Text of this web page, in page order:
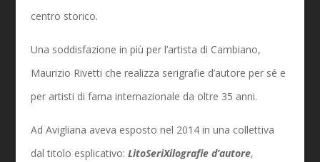
centro storico.
Una soddisfazione in più per l’artista di Cambiano,
Maurizio Rivetti che realizza serigrafie d’autore per sé e
per artisti di fama internazionale da oltre 35 anni.
Ad Avigliana aveva esposto nel 2014 in una collettiva
dal titolo esplicativo: LitoSeriXilografie d’autore,